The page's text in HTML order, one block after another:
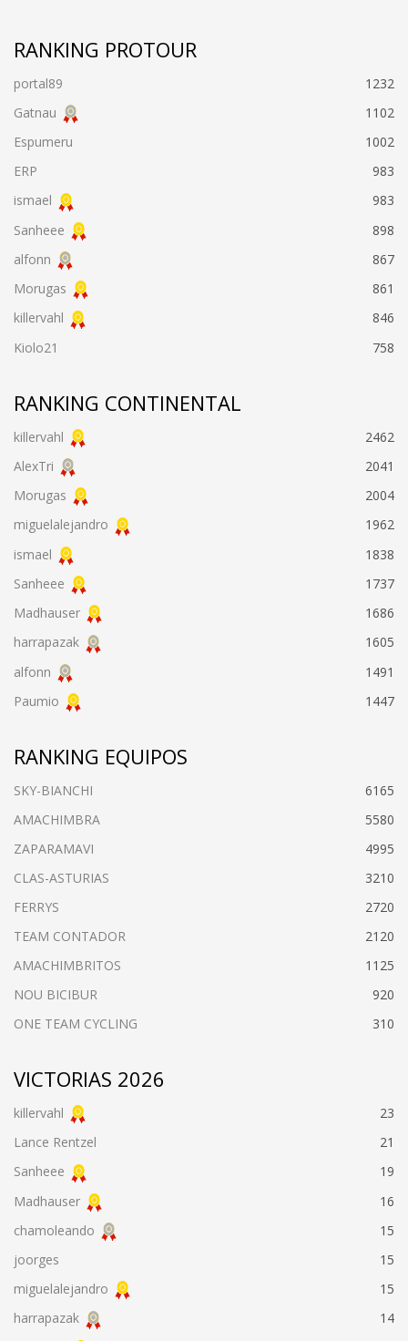
RANKING PROTOUR
portal89
1232
Gatnau
1102
Espumeru
1002
ERP
983
ismael
983
Sanheee
898
alfonn
867
Morugas
861
killervahl
846
Kiolo21
758
RANKING CONTINENTAL
killervahl
2462
AlexTri
2041
Morugas
2004
miguelalejandro
1962
ismael
1838
Sanheee
1737
Madhauser
1686
harrapazak
1605
alfonn
1491
Paumio
1447
RANKING EQUIPOS
SKY-BIANCHI
6165
AMACHIMBRA
5580
ZAPARAMAVI
4995
CLAS-ASTURIAS
3210
FERRYS
2720
TEAM CONTADOR
2120
AMACHIMBRITOS
1125
NOU BICIBUR
920
ONE TEAM CYCLING
310
VICTORIAS 2026
killervahl
23
Lance Rentzel
21
Sanheee
19
Madhauser
16
chamoleando
15
joorges
15
miguelalejandro
15
harrapazak
14